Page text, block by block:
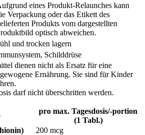
eines Produkt-Relaunches kann
Verpackung oder das Etikett des
Produkts vom dargestellten
optisch abweichen.
und trocken lagern
Schilddrüse
dienen nicht als Ersatz für eine
Ernährung. Sie sind für Kinder
darf nicht überschritten werden.
pro max. Tagesdosis/-portion
(1 Tabl.)
200 mcg